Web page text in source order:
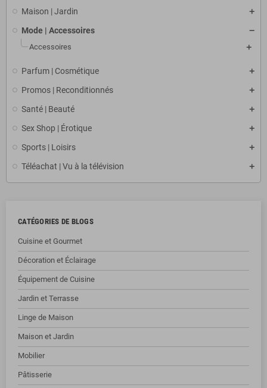
Maison | Jardin
Mode | Accessoires
Accessoires
Parfum | Cosmétique
Promos | Reconditionnés
Santé | Beauté
Sex Shop | Érotique
Sports | Loisirs
Téléachat | Vu à la télévision
CATÉGORIES DE BLOGS
Cuisine et Gourmet
Décoration et Éclairage
Équipement de Cuisine
Jardin et Terrasse
Linge de Maison
Maison et Jardin
Mobilier
Pâtisserie